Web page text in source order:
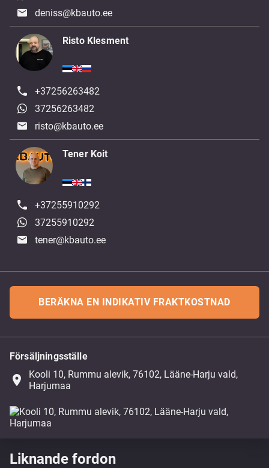
deniss@kbauto.ee
Risto Klesment
+37256263482
37256263482
risto@kbauto.ee
Tener Koit
+37255910292
37255910292
tener@kbauto.ee
BERÄKNA EN INDIKATIV FRAKTKOSTNAD
Försäljningsställe
place
Kooli 10, Rummu alevik, 76102, Lääne-Harju vald,
Harjumaa
Liknande fordon